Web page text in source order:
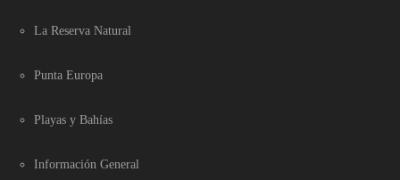
La Reserva Natural
Punta Europa
Playas y Bahías
Información General